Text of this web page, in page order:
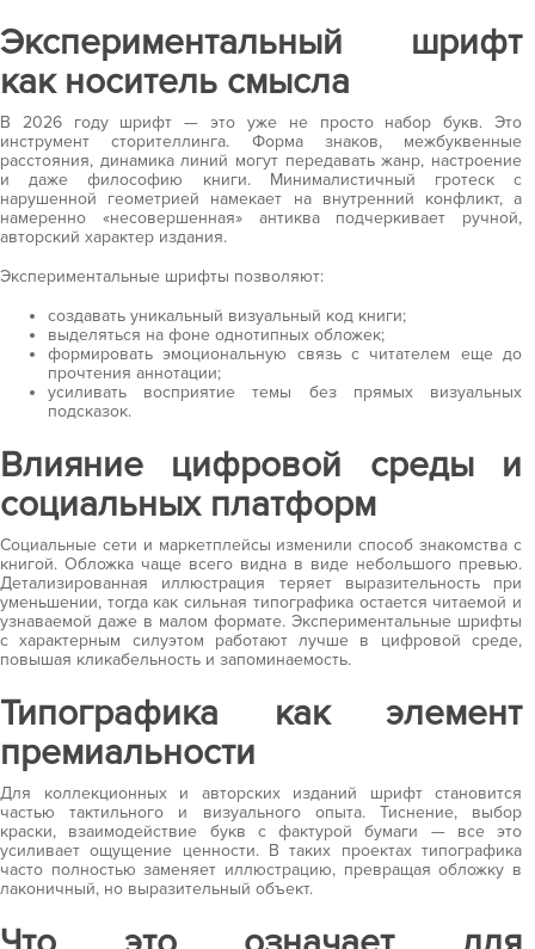
Экспериментальный шрифт
как носитель смысла
В 2026 году шрифт — это уже не просто набор букв. Это
инструмент сторителлинга. Форма знаков, межбуквенные
расстояния, динамика линий могут передавать жанр, настроение
и даже философию книги. Минималистичный гротеск с
нарушенной геометрией намекает на внутренний конфликт, а
намеренно «несовершенная» антиква подчеркивает ручной,
авторский характер издания.
Экспериментальные шрифты позволяют:
создавать уникальный визуальный код книги;
выделяться на фоне однотипных обложек;
формировать эмоциональную связь с читателем еще до
прочтения аннотации;
усиливать восприятие темы без прямых визуальных
подсказок.
Влияние цифровой среды и
социальных платформ
Социальные сети и маркетплейсы изменили способ знакомства с
книгой. Обложка чаще всего видна в виде небольшого превью.
Детализированная иллюстрация теряет выразительность при
уменьшении, тогда как сильная типографика остается читаемой и
узнаваемой даже в малом формате. Экспериментальные шрифты
с характерным силуэтом работают лучше в цифровой среде,
повышая кликабельность и запоминаемость.
Типографика как элемент
премиальности
Для коллекционных и авторских изданий шрифт становится
частью тактильного и визуального опыта. Тиснение, выбор
краски, взаимодействие букв с фактурой бумаги — все это
усиливает ощущение ценности. В таких проектах типографика
часто полностью заменяет иллюстрацию, превращая обложку в
лаконичный, но выразительный объект.